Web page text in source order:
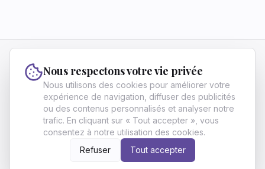
Vivre Fier
Vivre Fier aide les francophones ambitieux à
atteindre l'excellence et l'indépendance grâce à
des stratégies en finance, carrière et
développement personnel.
À proposArchivesContactPolitique de confidentialité
Conditions d'utilisationÉcrire pour nous
Vivre Fier. All Rights Reserved.
Nous respectons votre vie privée
Nous utilisons des cookies pour améliorer votre
expérience de navigation, diffuser des publicités
ou des contenus personnalisés et analyser notre
trafic. En cliquant sur « Tout accepter », vous
consentez à notre utilisation des cookies.
Refuser
Tout accepter